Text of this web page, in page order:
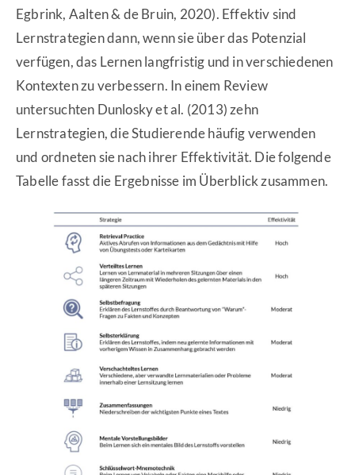
Egbrink, Aalten & de Bruin, 2020). Effektiv sind
Lernstrategien dann, wenn sie über das Potenzial
verfügen, das Lernen langfristig und in verschiedenen
Kontexten zu verbessern. In einem Review
untersuchten Dunlosky et al. (2013) zehn
Lernstrategien, die Studierende häufig verwenden
und ordneten sie nach ihrer Effektivität. Die folgende
Tabelle fasst die Ergebnisse im Überblick zusammen.